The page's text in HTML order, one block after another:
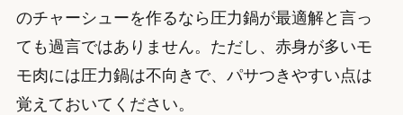
のチャーシューを作るなら圧力鍋が最適解と言っ
ても過言ではありません。ただし、赤身が多いモ
モ肉には圧力鍋は不向きで、パサつきやすい点は
覚えておいてください。